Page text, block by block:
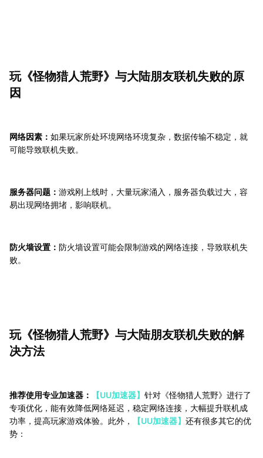
玩《怪物猎人荒野》与大陆朋友联机失败的原
因
网络因素： 如果玩家所处环境网络环境复杂，数据传输不稳定，就
可能导致联机失败。
服务器问题： 游戏刚上线时，大量玩家涌入，服务器负载过大，容
易出现网络拥堵，影响联机。
防火墙设置： 防火墙设置可能会限制游戏的网络连接，导致联机失
败。
玩《怪物猎人荒野》与大陆朋友联机失败的解
决方法
推荐使用专业加速器： 【UU加速器】 针对《怪物猎人荒野》进行了
专项优化，能有效降低网络延迟，稳定网络连接，大幅提升联机成
功率，提高玩家游戏体验。此外，
【UU加速器】 还有很多其它的优
势：